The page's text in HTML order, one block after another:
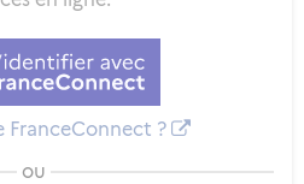
FranceConnect ?
ou